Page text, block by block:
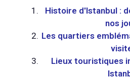
Histoire d'Istanbul :
nos
Les quartiers
Lieux touristiques